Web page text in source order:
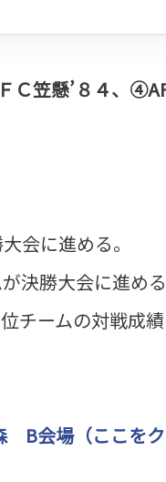
笠懸’８４、
会に進める。
決勝大会に進める
チームの対戦成
会場（ここをク